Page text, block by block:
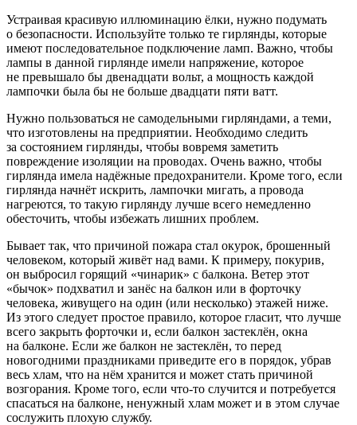
Устраивая красивую иллюминацию ёлки, нужно подумать
о безопасности. Используйте только те гирлянды, которые
имеют последовательное подключение ламп. Важно, чтобы
лампы в данной гирлянде имели напряжение, которое
не превышало бы двенадцати вольт, а мощность каждой
лампочки была бы не больше двадцати пяти ватт.
Нужно пользоваться не самодельными гирляндами, а теми,
что изготовлены на предприятии. Необходимо следить
за состоянием гирлянды, чтобы вовремя заметить
повреждение изоляции на проводах. Очень важно, чтобы
гирлянда имела надёжные предохранители. Кроме того, если
гирлянда начнёт искрить, лампочки мигать, а провода
нагреются, то такую гирлянду лучше всего немедленно
обесточить, чтобы избежать лишних проблем.
Бывает так, что причиной пожара стал окурок, брошенный
человеком, который живёт над вами. К примеру, покурив,
он выбросил горящий «чинарик» с балкона. Ветер этот
«бычок» подхватил и занёс на балкон или в форточку
человека, живущего на один (или несколько) этажей ниже.
Из этого следует простое правило, которое гласит, что лучше
всего закрыть форточки и, если балкон застеклён, окна
на балконе. Если же балкон не застеклён, то перед
новогодними праздниками приведите его в порядок, убрав
весь хлам, что на нём хранится и может стать причиной
возгорания. Кроме того, если что-то случится и потребуется
спасаться на балконе, ненужный хлам может и в этом случае
сослужить плохую службу.